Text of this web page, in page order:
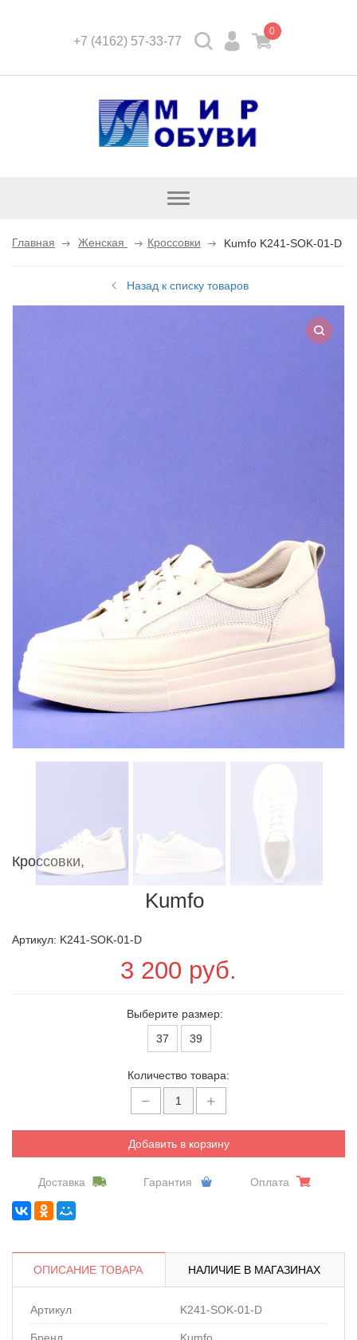
+7 (4162) 57-33-77
0
Открыть
Главная Женская Кроссовки Kumfo K241-SOK-01-D
Назад к списку товаров
Кроссовки,
Kumfo
Артикул: K241-SOK-01-D
3 200 руб.
Выберите размер:
37
39
Количество товара:
Добавить в корзину
Доставка Гарантия Оплата
ОПИСАНИЕ ТОВАРА НАЛИЧИЕ В МАГАЗИНАХ
Артикул K241-SOK-01-D